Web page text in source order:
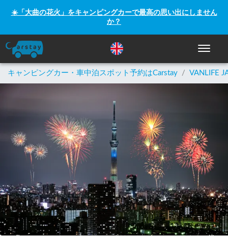
☀️「大曲の花火」をキャンピングカーで最高の思い出にしません
か？
ナビゲ
キャンピングカー・車中泊スポット予約はCarstay / VANLIFE